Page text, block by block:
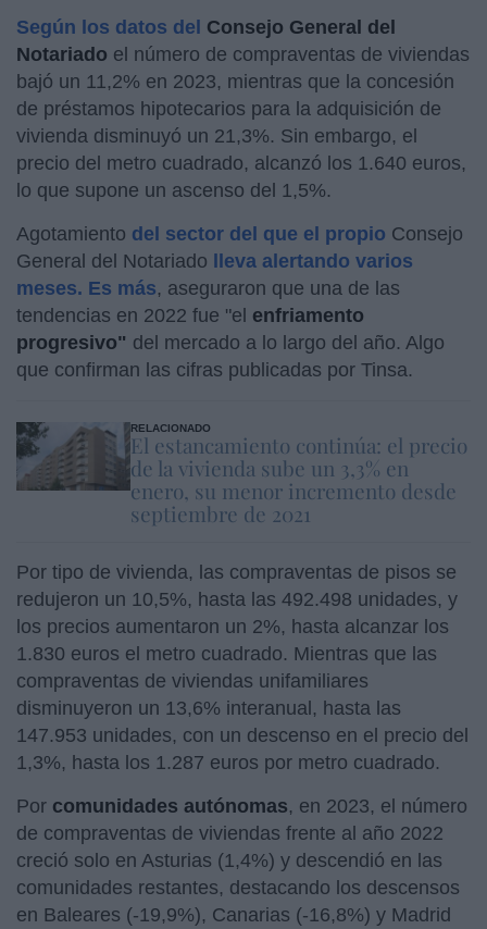
Según los datos del Consejo General del
Notariado el número de compraventas de viviendas
bajó un 11,2% en 2023, mientras que la concesión
de préstamos hipotecarios para la adquisición de
vivienda disminuyó un 21,3%. Sin embargo, el
precio del metro cuadrado, alcanzó los 1.640 euros,
lo que supone un ascenso del 1,5%.
Agotamiento del sector del que el propio Consejo
General del Notariado lleva alertando varios
meses. Es más, aseguraron que una de las
tendencias en 2022 fue "el enfriamento
progresivo" del mercado a lo largo del año. Algo
que confirman las cifras publicadas por Tinsa.
RELACIONADO
El estancamiento continúa: el precio
de la vivienda sube un 3,3% en
enero, su menor incremento desde
septiembre de 2021
Por tipo de vivienda, las compraventas de pisos se
redujeron un 10,5%, hasta las 492.498 unidades, y
los precios aumentaron un 2%, hasta alcanzar los
1.830 euros el metro cuadrado. Mientras que las
compraventas de viviendas unifamiliares
disminuyeron un 13,6% interanual, hasta las
147.953 unidades, con un descenso en el precio del
1,3%, hasta los 1.287 euros por metro cuadrado.
Por comunidades autónomas, en 2023, el número
de compraventas de viviendas frente al año 2022
creció solo en Asturias (1,4%) y descendió en las
comunidades restantes, destacando los descensos
en Baleares (-19,9%), Canarias (-16,8%) y Madrid